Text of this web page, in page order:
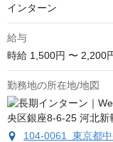
インターン
給与
時給 1,500円 〜 2,200
勤務地の所在地/地図
104-0061 東京都